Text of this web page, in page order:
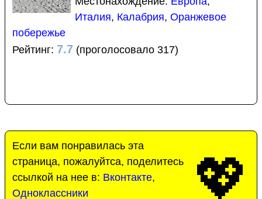
Италия, Калабрия, Оранжевое
побережье
Рейтинг: 7.7 (проголосовало 317)
💖
Если вам понравилась эта
страница, пожалуйтса, поделитесь
ссылкой на нее в: Вконтакте,
Одноклассники